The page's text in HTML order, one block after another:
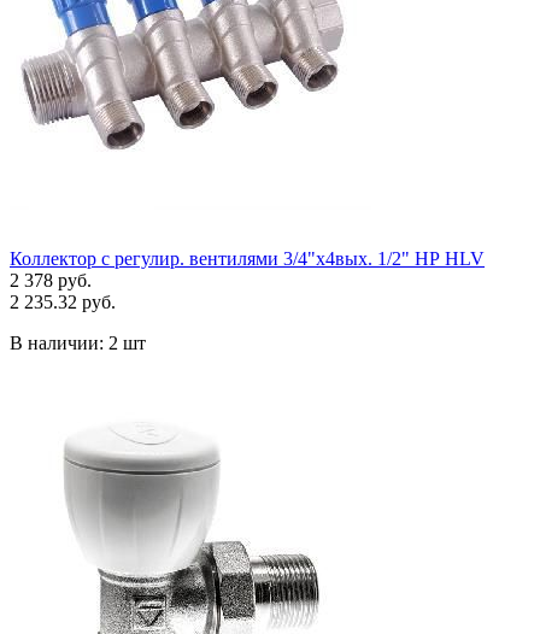
Коллектор с регулир. вентилями 3/4"х4вых. 1/2" НР HLV
2 378 руб.
2 235.32 руб.
В наличии: 2 шт